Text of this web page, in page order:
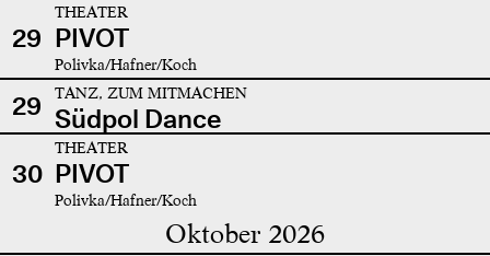
29
THEATER
PIVOT
Polivka/Hafner/Koch
29 TANZ, ZUM MITMACHEN
Südpol Dance
30
THEATER
PIVOT
Polivka/Hafner/Koch
Oktober 2026